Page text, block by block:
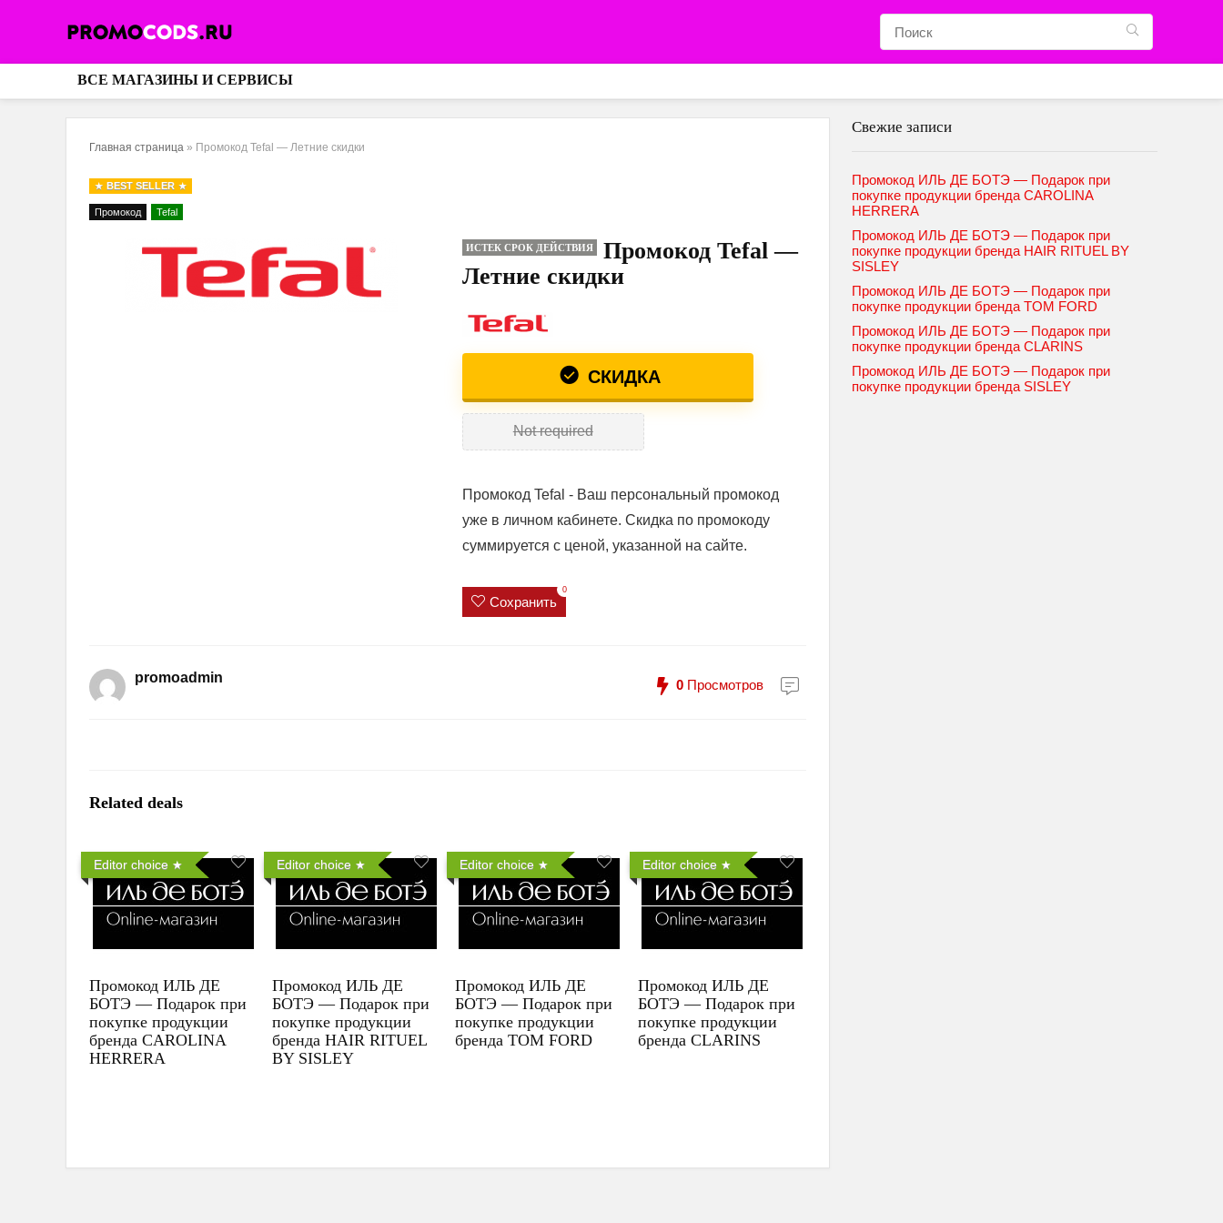
ВСЕ МАГАЗИНЫ И СЕРВИСЫ
Главная страница » Промокод Tefal — Летние скидки
BEST SELLER
Промокод Tefal
ИСТЕК СРОК ДЕЙСТВИЯ
Промокод Tefal —
Летние скидки
СКИДКА
Not required
Промокод Tefal - Ваш персональный промокод
уже в личном кабинете. Скидка по промокоду
суммируется с ценой, указанной на сайте.
Сохранить
0
promoadmin 0 Просмотров
Related deals
Editor choice
Промокод ИЛЬ ДЕ
БОТЭ — Подарок при
покупке продукции
бренда CAROLINA
HERRERA
Editor choice
Промокод ИЛЬ ДЕ
БОТЭ — Подарок при
покупке продукции
бренда HAIR RITUEL
BY SISLEY
Editor choice
Промокод ИЛЬ ДЕ
БОТЭ — Подарок при
покупке продукции
бренда TOM FORD
Editor choice
Промокод ИЛЬ ДЕ
БОТЭ — Подарок при
покупке продукции
бренда CLARINS
Свежие записи
Промокод ИЛЬ ДЕ БОТЭ — Подарок при
покупке продукции бренда CAROLINA
HERRERA
Промокод ИЛЬ ДЕ БОТЭ — Подарок при
покупке продукции бренда HAIR RITUEL BY
SISLEY
Промокод ИЛЬ ДЕ БОТЭ — Подарок при
покупке продукции бренда TOM FORD
Промокод ИЛЬ ДЕ БОТЭ — Подарок при
покупке продукции бренда CLARINS
Промокод ИЛЬ ДЕ БОТЭ — Подарок при
покупке продукции бренда SISLEY